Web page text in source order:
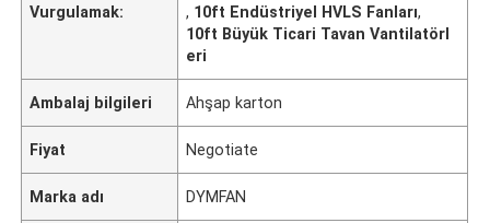
Vurgulamak:
, 10ft Endüstriyel HVLS Fanları,
10ft Büyük Ticari Tavan Vantilatörl
eri
Ambalaj bilgileri Ahşap karton
Fiyat Negotiate
Marka adı DYMFAN